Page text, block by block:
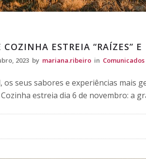
COZINHA ESTREIA “RAÍZES”
2023 by mariana.ribeiro in Comunicados
os seus sabores e experiências mais
Cozinha estreia dia 6 de novembro: a